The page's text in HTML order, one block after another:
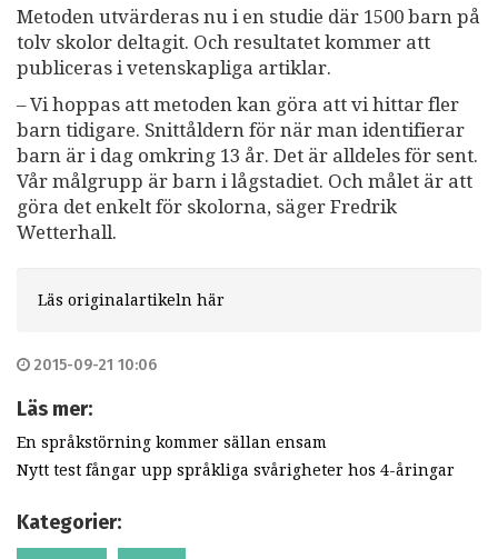
Metoden utvärderas nu i en studie där 1500 barn på
tolv skolor deltagit. Och resultatet kommer att
publiceras i vetenskapliga artiklar.
– Vi hoppas att metoden kan göra att vi hittar fler
barn tidigare. Snittåldern för när man identifierar
barn är i dag omkring 13 år. Det är alldeles för sent.
Vår målgrupp är barn i lågstadiet. Och målet är att
göra det enkelt för skolorna, säger Fredrik
Wetterhall.
Läs originalartikeln här
2015-09-21 10:06
Läs mer:
En språkstörning kommer sällan ensam
Nytt test fångar upp språkliga svårigheter hos 4-åringar
Kategorier: